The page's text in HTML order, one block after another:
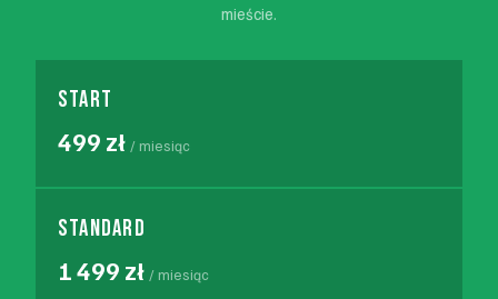
mieście.
START
499 zł / miesiąc
STANDARD
1 499 zł / miesiąc